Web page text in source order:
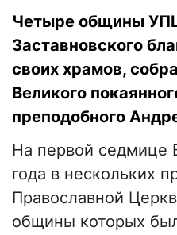
Четыре общины
Заставновского
своих храмов,
Великого
преподобного
На первой седмице
года в нескольких
Православной
общины которых